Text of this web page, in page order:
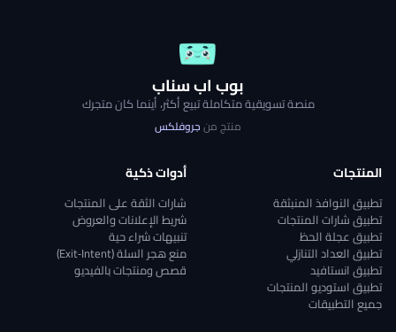
بوب اب سناب
منصة تسويقية متكاملة تبيع أكثر، أينما كان متجرك
منتج منجروفلكس
المنتجات
تطبيق النوافذ المنبثقة
تطبيق شارات المنتجات
تطبيق عجلة الحظ
تطبيق العداد التنازلي
تطبيق انستافيد
تطبيق استوديو المنتجات
جميع التطبيقات
أدوات ذكية
شارات الثقة على المنتجات
شريط الإعلانات والعروض
تنبيهات شراء حية
منع هجر السلة (Exit‑Intent)
قصص ومنتجات بالفيديو